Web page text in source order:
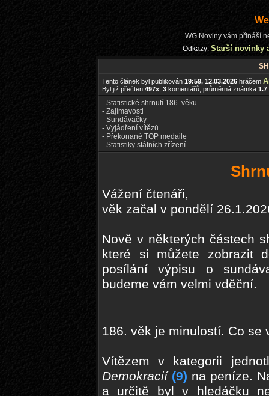
WG Noviny vám přináší
Odkazy: Starší novinky
Tento článek byl publikován 19:59, 12.03.2026 hráčem
Byl již přečten 497x 3 komentářů, průměrná známka 1.7
- Statistické shrnutí 186. věku
- Zajímavosti
- Sundávačky
- Vyjádření vítězů
- Překonané TOP medaile
- Statistiky státních zřízení
Vážení čtenáři,
věk začal v pondělí
Nově v některých částech
které si můžete zobrazit
posílání výpisu o
budeme vám velmi vděční.
186. věk je minulostí. Co se
Vítězem v kategorii
Demokracií (9) na peníze.
a určitě byl v hledáčku